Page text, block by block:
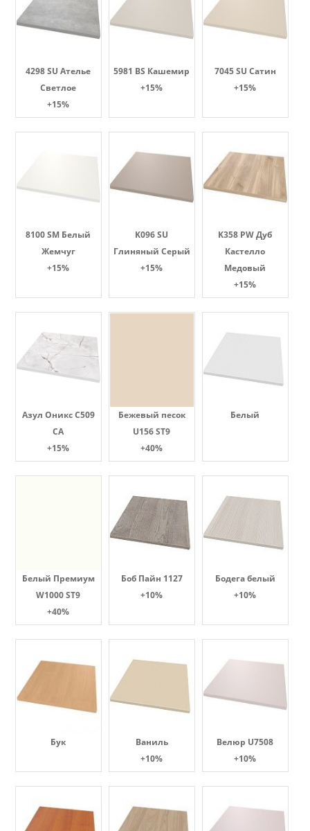
4298 SU Ателье
Светлое
+15%
5981 BS Кашемир
+15%
7045 SU Сатин
+15%
8100 SM Белый
Жемчуг
+15%
K096 SU
Глиняный Серый
+15%
K358 PW Дуб
Кастелло
Медовый
+15%
Азул Оникс С509
СА
+15%
Бежевый песок
U156 ST9
+40%
Белый
Белый Премиум
W1000 ST9
+40%
Боб Пайн 1127
+10%
Бодега белый
+10%
Бук
Ваниль
+10%
Велюр U7508
+10%